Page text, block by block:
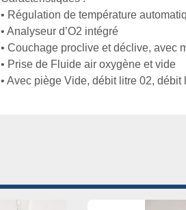
• Régulation de température
• Analyseur d’O2 intégré
• Couchage proclive et déclive, avec
• Prise de Fluide air oxygène et vide
• Avec piège Vide, débit litre 02, débit